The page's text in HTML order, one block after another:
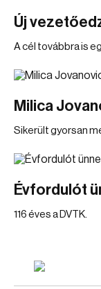
Új
A cél továbbra is
Milica
Sikerült gyorsan
Évfordulót
116 éves a DVTK.